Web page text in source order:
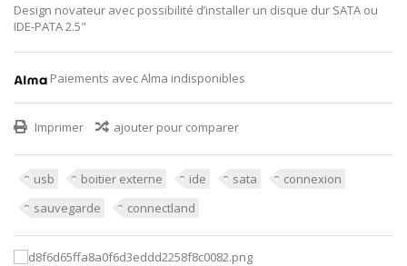
Design novateur avec possibilité d’installer un disque dur SATA ou
IDE-PATA 2.5"
Paiements avec Alma indisponibles
Imprimer ajouter pour comparer
usb boitier externe ide sata
connexion
sauvegarde
connectland